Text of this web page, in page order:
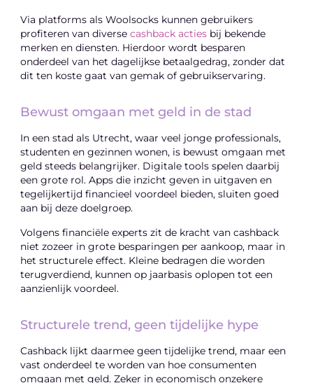
Via platforms als Woolsocks kunnen gebruikers
profiteren van diversecashback acties bij bekende
merken en diensten. Hierdoor wordt besparen
onderdeel van het dagelijkse betaalgedrag, zonder dat
dit ten koste gaat van gemak of gebruikservaring.
Bewust omgaan met geld in de stad
In een stad als Utrecht, waar veel jonge professionals,
studenten en gezinnen wonen, is bewust omgaan met
geld steeds belangrijker. Digitale tools spelen daarbij
een grote rol. Apps die inzicht geven in uitgaven en
tegelijkertijd financieel voordeel bieden, sluiten goed
aan bij deze doelgroep.
Volgens financiële experts zit de kracht van cashback
niet zozeer in grote besparingen per aankoop, maar in
het structurele effect. Kleine bedragen die worden
terugverdiend, kunnen op jaarbasis oplopen tot een
aanzienlijk voordeel.
Structurele trend, geen tijdelijke hype
Cashback lijkt daarmee geen tijdelijke trend, maar een
vast onderdeel te worden van hoe consumenten
omgaan met geld. Zeker in economisch onzekere